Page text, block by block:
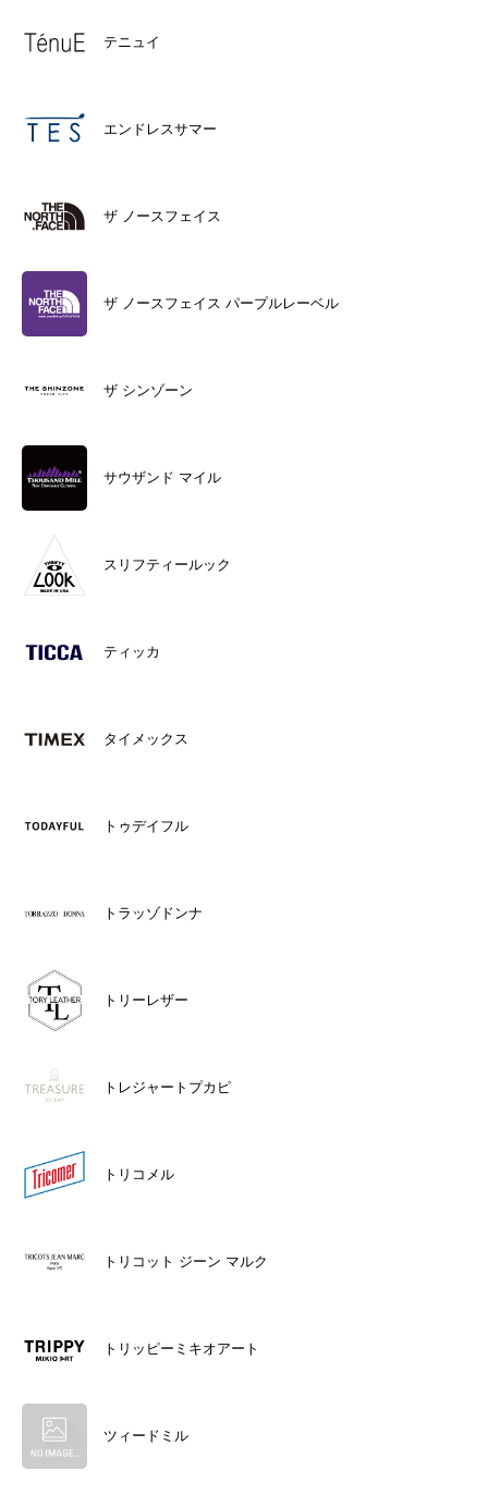
テニュイ
エンドレスサマー
ザ ノースフェイス
ザ ノースフェイス パープルレーベル
ザ シンゾーン
サウザンド マイル
スリフティールック
ティッカ
タイメックス
トゥデイフル
トラッゾドンナ
トリーレザー
トレジャートプカピ
トリコメル
トリコット ジーン マルク
トリッピーミキオアート
ツィードミル